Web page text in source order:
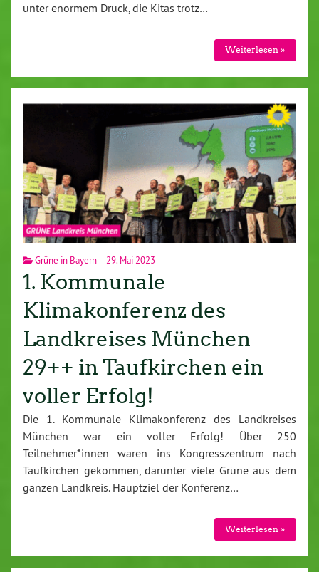
unter enormem Druck, die Kitas trotz…
Weiterlesen »
Grüne in Bayern 29. Mai 2023
1. Kommunale
Klimakonferenz des
Landkreises München
29++ in Taufkirchen ein
voller Erfolg!
Die 1. Kommunale Klimakonferenz des Landkreises
München war ein voller Erfolg! Über 250
Teilnehmer*innen waren ins Kongresszentrum nach
Taufkirchen gekommen, darunter viele Grüne aus dem
ganzen Landkreis. Hauptziel der Konferenz…
Weiterlesen »